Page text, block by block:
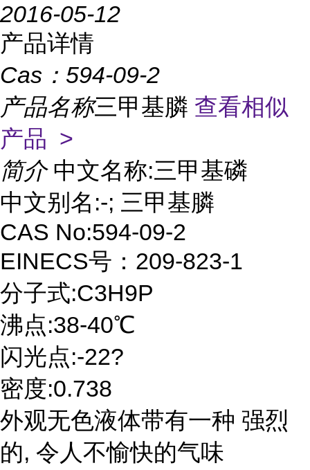
2016-05-12
产品详情
Cas： 594-09-2
产品名称三甲基膦 查看相似
产品 >
简介 中文名称:三甲基磷
中文别名:-; 三甲基膦
CAS No:594-09-2
EINECS号：209-823-1
分子式:C3H9P
沸点:38-40℃
闪光点:-22?
密度:0.738
外观无色液体带有一种 强烈
的, 令人不愉快的气味